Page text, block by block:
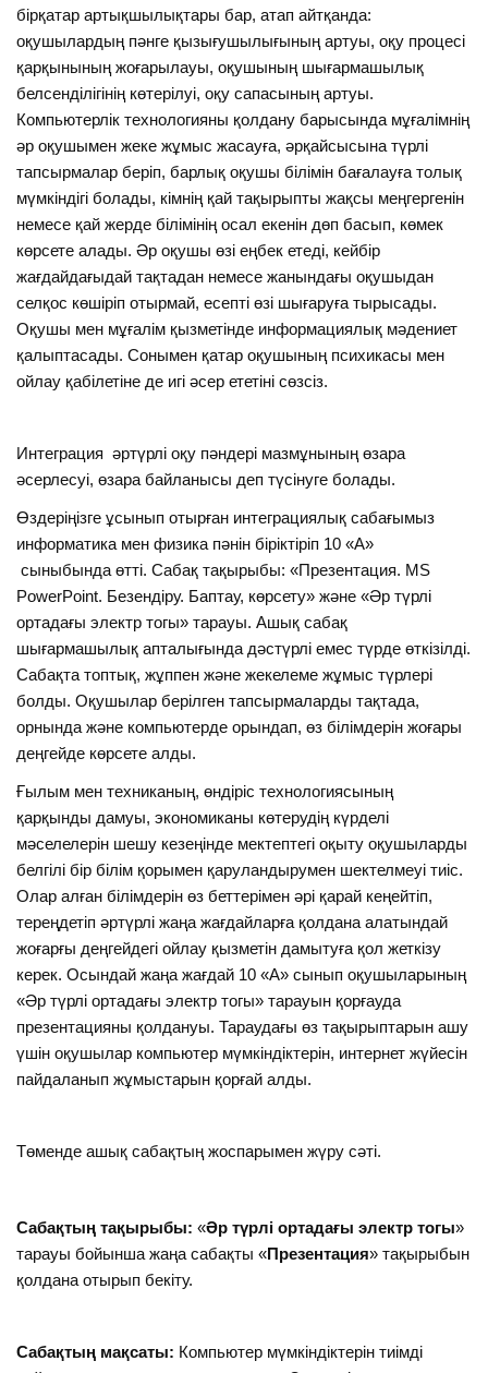
бірқатар артықшылықтары бар, атап айтқанда:
оқушылардың пәнге қызығушылығының артуы, оқу процесі
қарқынының жоғарылауы, оқушының шығармашылық
белсенділігінің көтерілуі, оқу сапасының артуы.
Компьютерлік технологияны қолдану барысында мұғалімнің
әр оқушымен жеке жұмыс жасауға, әрқайсысына түрлі
тапсырмалар беріп, барлық оқушы білімін бағалауға толық
мүмкіндігі болады, кімнің қай тақырыпты жақсы меңгергенін
немесе қай жерде білімінің осал екенін дөп басып, көмек
көрсете алады. Әр оқушы өзі еңбек етеді, кейбір
жағдайдағыдай тақтадан немесе жанындағы оқушыдан
селқос көшіріп отырмай, есепті өзі шығаруға тырысады.
Оқушы мен мұғалім қызметінде информациялық мәдениет
қалыптасады. Сонымен қатар оқушының психикасы мен
ойлау қабілетіне де игі әсер ететіні сөзсіз.
Интеграция әртүрлі оқу пәндері мазмұнының өзара
әсерлесуі, өзара байланысы деп түсінуге болады.
Өздеріңізге ұсынып отырған интеграциялық сабағымыз
информатика мен физика пәнін біріктіріп 10 «А»
сыныбында өтті. Сабақ тақырыбы: «Презентация. MS
PowerPoint. Безендіру. Баптау, көрсету» және «Әр түрлі
ортадағы электр тогы» тарауы. Ашық сабақ
шығармашылық апталығында дәстүрлі емес түрде өткізілді.
Сабақта топтық, жұппен және жекелеме жұмыс түрлері
болды. Оқушылар берілген тапсырмаларды тақтада,
орнында және компьютерде орындап, өз білімдерін жоғары
деңгейде көрсете алды.
Ғылым мен техниканың, өндіріс технологиясының
қарқынды дамуы, экономиканы көтерудің күрделі
мәселелерін шешу кезеңінде мектептегі оқыту оқушыларды
белгілі бір білім қорымен қаруландырумен шектелмеуі тиіс.
Олар алған білімдерін өз беттерімен әрі қарай кеңейтіп,
тереңдетіп әртүрлі жаңа жағдайларға қолдана алатындай
жоғарғы деңгейдегі ойлау қызметін дамытуға қол жеткізу
керек. Осындай жаңа жағдай 10 «А» сынып оқушыларының
«Әр түрлі ортадағы электр тогы» тарауын қорғауда
презентацияны қолдануы. Тараудағы өз тақырыптарын ашу
үшін оқушылар компьютер мүмкіндіктерін, интернет жүйесін
пайдаланып жұмыстарын қорғай алды.
Төменде ашық сабақтың жоспарымен жүру сәті.
Сабақтың тақырыбы: «Әр түрлі ортадағы электр тогы»
тарауы бойынша жаңа сабақты «Презентация» тақырыбын
қолдана отырып бекіту.
Сабақтың мақсаты: Компьютер мүмкіндіктерін тиімді